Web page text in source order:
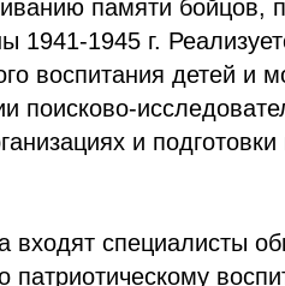
памяти бойцов,
1941-1945 г.
воспитания детей
поисково-
и
входят специалисты
патриотическому